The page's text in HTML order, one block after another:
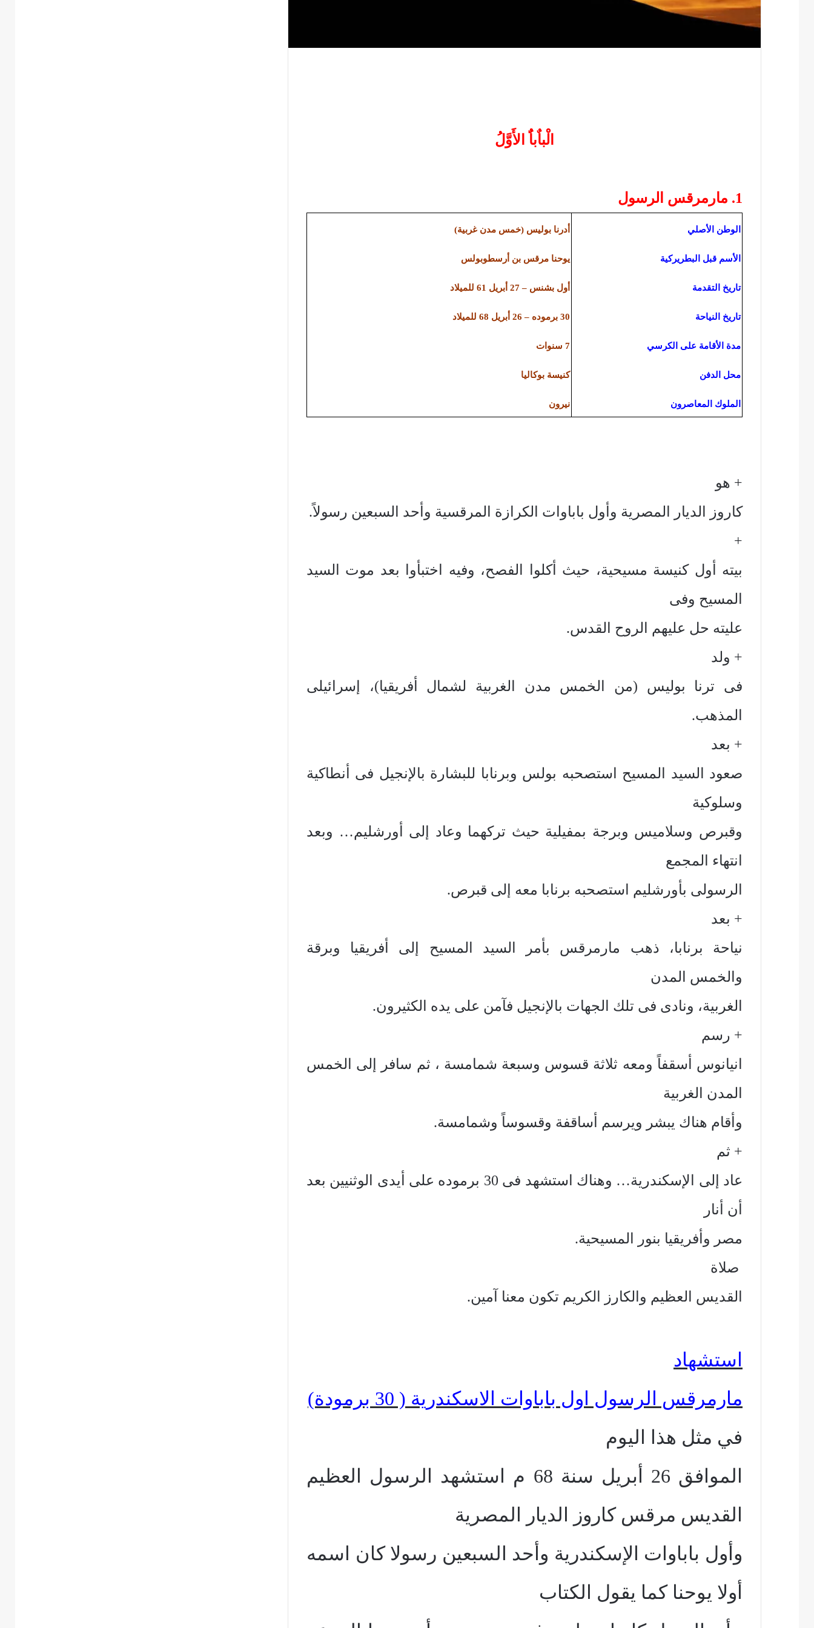
الْباٌباٌُ الأَوَّلُ
1. مارمرقس الرسول
الوطن الأصلي
الأسم قبل البطريركية
تاريخ التقدمة
تاريخ النياحة
مدة الأقامة على الكرسي
محل الدفن
الملوك المعاصرون
أدرنا بوليس (خمس مدن غربية)
يوحنا مرقس بن أرسطوبولس
أول بشنس – 27 أبريل 61 للميلاد
30 برموده – 26 أبريل 68 للميلاد
7 سنوات
كنيسة بوكاليا
نيرون
+ هو
كاروز الديار المصرية وأول باباوات الكرازة المرقسية وأحد السبعين رسولاً.
+
بيته أول كنيسة مسيحية، حيث أكلوا الفصح، وفيه اختبأوا بعد موت السيد
المسيح وفى
عليته حل عليهم الروح القدس.
+ ولد
فى ترنا بوليس (من الخمس مدن الغربية لشمال أفريقيا)، إسرائيلى
المذهب.
+ بعد
صعود السيد المسيح استصحبه بولس وبرنابا للبشارة بالإنجيل فى أنطاكية
وسلوكية
وقبرص وسلاميس وبرجة بمفيلية حيث تركهما وعاد إلى أورشليم… وبعد
انتهاء المجمع
الرسولى بأورشليم استصحبه برنابا معه إلى قبرص.
+ بعد
نياحة برنابا، ذهب مارمرقس بأمر السيد المسيح إلى أفريقيا وبرقة
والخمس المدن
الغربية، ونادى فى تلك الجهات بالإنجيل فآمن على يده الكثيرون.
+ رسم
انيانوس أسقفاً ومعه ثلاثة قسوس وسبعة شمامسة ، ثم سافر إلى الخمس
المدن الغربية
وأقام هناك يبشر ويرسم أساقفة وقسوساً وشمامسة.
+ ثم
عاد إلى الإسكندرية… وهناك استشهد فى 30 برموده على أيدى الوثنيين بعد
أن أنار
مصر وأفريقيا بنور المسيحية.
صلاة
القديس العظيم والكارز الكريم تكون معنا آمين.
استشهاد
مارمرقس الرسول اول باباوات الاسكندرية ( 30 برمودة)
في مثل هذا اليوم
الموافق 26 أبريل سنة 68 م استشهد الرسول العظيم
القديس مرقس كاروز الديار المصرية
وأول باباوات الإسكندرية وأحد السبعين رسولا كان اسمه
أولا يوحنا كما يقول الكتاب